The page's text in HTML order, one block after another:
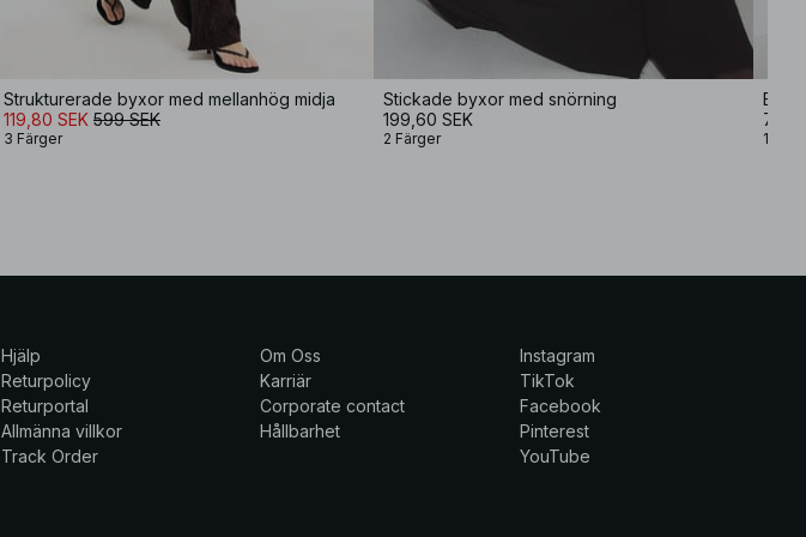
Strukturerade byxor med mellanhög midja
119,80 SEK 599 SEK
3 Färger
Stickade byxor med snörning
199,60 SEK
2 Färger
79
1 Färg
Hjälp
Returpolicy
Returportal
Allmänna villkor
Track Order
Om Oss
Karriär
Corporate contact
Hållbarhet
Instagram
TikTok
Facebook
Pinterest
YouTube